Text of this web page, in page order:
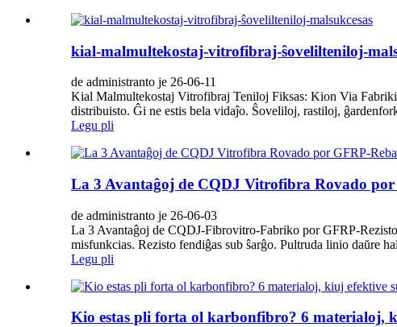
kial-malmultekostaj-vitrofibraj-ŝovelilteniloj-
de administranto je 26-06-11
Kial Malmultekostaj Vitrofibraj Teniloj Fiksas: Kion Via
distribuisto. Ĝi ne estis bela vidaĵo. Ŝoveliloj, rastiloj,
Legu pli
La 3 Avantaĝoj de CQDJ Vitrofibra Rovado por
de administranto je 26-06-03
La 3 Avantaĝoj de CQDJ-Fibrovitro-Fabriko por GFRP-
misfunkcias. Rezisto fendiĝas sub ŝarĝo. Pultruda linio daŭre
Legu pli
Kio estas pli forta ol karbonfibro? 6 materialoj,